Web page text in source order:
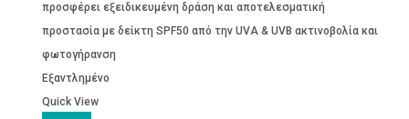
προσφέρει εξειδικευμένη δράση και αποτελεσματική
προστασία με δείκτη SPF50 από την UVA & UVB ακτινοβολία και
φωτογήρανση
Εξαντλημένο
Quick View